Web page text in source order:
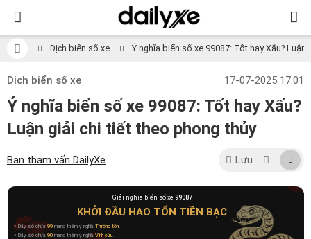
Dịch biển số xe Ý nghĩa biển số xe 99087: Tốt hay Xấu?
Dịch biển số xe 17-07-2025 17:01
Ý nghĩa biển số xe 99087: Tốt hay Xấu?
Luận giải chi tiết theo phong thủy
Ban tham vấn DailyXe Lưu
Giải nghĩa biển số xe 99087
KHỞI ĐẦU HAO TỔN TIỀN BẠC
» Dãy số chứa99 mang thêm ý nghĩa Trường tồn.
» Dãy số chứa 90 mang thêm ý nghĩaVĩnh cửu.